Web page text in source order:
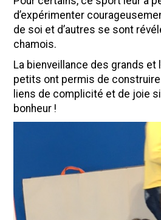
d’expérimenter
de soi et d’autres se sont
chamois.
La bienveillance des grands et
petits ont permis de
liens de complicité et de joie
bonheur !